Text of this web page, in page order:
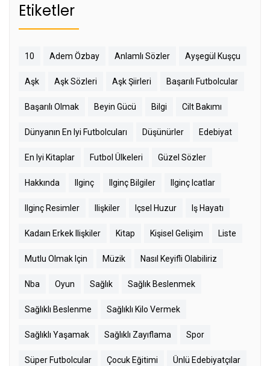
Etiketler
10 Adem Özbay Anlamlı Sözler Ayşegül Kuşçu
Aşk Aşk Sözleri Aşk Şiirleri Başarılı Futbolcular
Başarılı Olmak Beyin Gücü Bilgi Cilt Bakımı
Dünyanın En Iyi Futbolcuları Düşünürler Edebiyat
En Iyi Kitaplar Futbol Ülkeleri Güzel Sözler
Hakkında Ilginç Ilginç Bilgiler Ilginç Icatlar
Ilginç Resimler Ilişkiler Içsel Huzur Iş Hayatı
Kadaın Erkek Ilişkiler Kitap Kişisel Gelişim Liste
Mutlu Olmak Için Müzik Nasıl Keyifli Olabiliriz
Nba Oyun Sağlık Sağlık Beslenmek
Sağlıklı Beslenme Sağlıklı Kilo Vermek
Sağlıklı Yaşamak Sağlıklı Zayıflama Spor
Süper Futbolcular Çocuk Eğitimi Ünlü Edebiyatçılar